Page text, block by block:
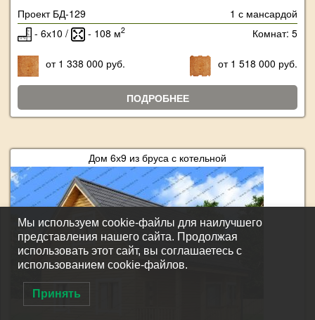
Проект БД-129
1 с мансардой
- 6х10 /
- 108 м2 Комнат: 5
от 1 338 000 руб. от 1 518 000 руб.
ПОДРОБНЕЕ
Дом 6х9 из бруса с котельной
Мы используем cookie-файлы для наилучшего
представления нашего сайта. Продолжая
использовать этот сайт, вы соглашаетесь с
использованием cookie-файлов.
Принять